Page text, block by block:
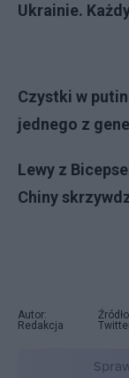
Ukrainie.
Czystki w
jednego z
Lewy z
Chiny
Autor:
Redakcja